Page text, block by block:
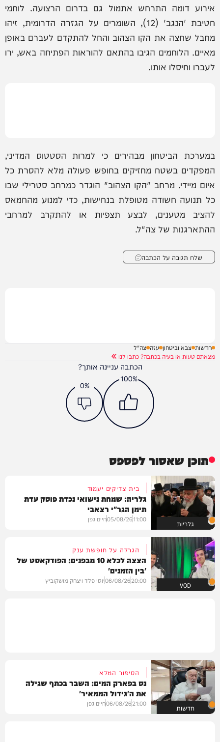
אירוע דומה התרחש אתמול גם בדרום הרצועה. לוחמי
חטיבת 'הנגב' (12), השומרים על הגזרה הדרומית, זיהו
מחבל שחצה את הקו הצהוב והחל להתקדם לעברם באופן
מאיים. הלוחמים הגיבו בהתאם להוראות הפתיחה באש, ירו
לעברו וחיסלו אותו.
במערכת הביטחון מבהירים כי למרות הסטטוס המדיני,
המפקדים בשטח מחזיקים בחופש פעולה מלא להסרת כל
איום מיידי. מרחב "הקו הצהוב" הוגדר כמרחב סטרילי שבו
כל תנועה חשודה מטופלת בנחישות, כדי למנוע מהחמאס
להציב מטענים, לבצע תצפיות או להתקרב למרחבי
ההתארגנות של צה"ל.
שלח תגובה על הכתבה
חדשות צבא וביטחון עזה צה"ל
מצאתם טעות או בעיה בכתבה? כתבו לנו
הכתבה עניינה אותך?
100%
0%
תוכן שאסור לפספס
גלריות
בית צדיקים יעמוד
גלריה: שמחת נישואי נכדת פוסק עדת
תימן הגר"י רצאבי
11:00
05/08/26חיים גפן
VOD
הגרלה על חופשת ענק
הצצה לכלא 10 מבפנים: הפודקאסט של
'בין הזמנים'
20:00
06/08/26יוסי פלד ויצחק מושקוביץ
חדשות
הסיפור המלא
נס בפארק המים: השבר בכתף שגילה
את ה'גידול הממאיר'
21:00
06/08/26חיים גפן